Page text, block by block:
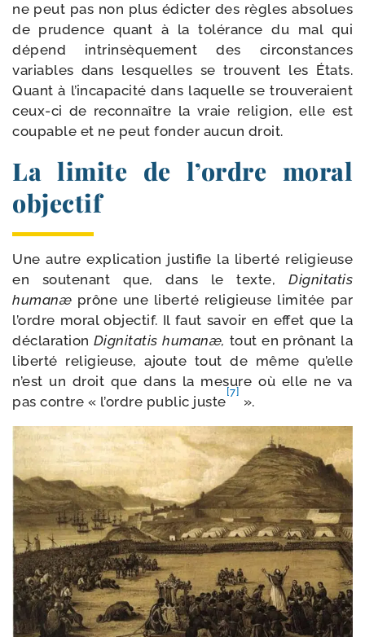
ne peut pas non plus édic­ter des règles abso­lues
de pru­dence quant à la tolé­rance du mal qui
dépend intrin­sè­que­ment des cir­cons­tances
variables dans les­quelles se trouvent les États.
Quant à l’incapacité dans laquelle se trou­ve­raient
ceux-​ci de recon­naître la vraie reli­gion, elle est
cou­pable et ne peut fon­der aucun droit.
La limite de l’ordre moral
objectif
Une autre expli­ca­tion jus­ti­fie la liber­té reli­gieuse
en sou­te­nant que, dans le texte, Dignitatis
humanæ prône une liber­té reli­gieuse limi­tée par
l’ordre moral objec­tif. Il faut savoir en effet que la
décla­ra­tion Dignitatis humanæ, tout en prô­nant la
liber­té reli­gieuse, ajoute tout de même qu’elle
n’est un droit que dans la mesure où elle ne va
pas contre « l’ordre public juste
[7]
».